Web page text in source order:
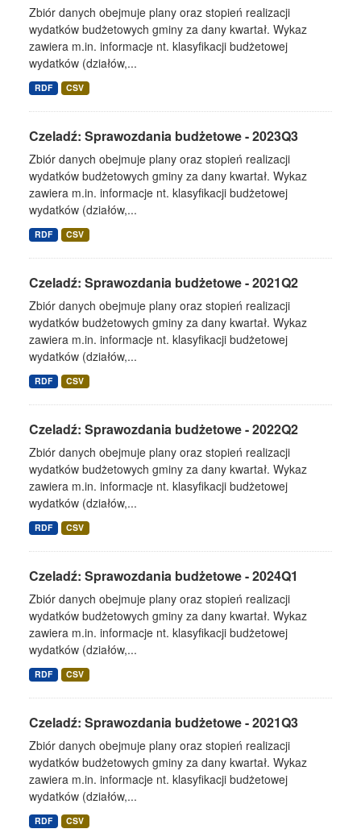
Zbiór danych obejmuje plany oraz stopień realizacji
wydatków budżetowych gminy za dany kwartał. Wykaz
zawiera m.in. informacje nt. klasyfikacji budżetowej
wydatków (działów,...
RDF CSV
Czeladź: Sprawozdania budżetowe - 2023Q3
Zbiór danych obejmuje plany oraz stopień realizacji
wydatków budżetowych gminy za dany kwartał. Wykaz
zawiera m.in. informacje nt. klasyfikacji budżetowej
wydatków (działów,...
RDF CSV
Czeladź: Sprawozdania budżetowe - 2021Q2
Zbiór danych obejmuje plany oraz stopień realizacji
wydatków budżetowych gminy za dany kwartał. Wykaz
zawiera m.in. informacje nt. klasyfikacji budżetowej
wydatków (działów,...
RDF CSV
Czeladź: Sprawozdania budżetowe - 2022Q2
Zbiór danych obejmuje plany oraz stopień realizacji
wydatków budżetowych gminy za dany kwartał. Wykaz
zawiera m.in. informacje nt. klasyfikacji budżetowej
wydatków (działów,...
RDF CSV
Czeladź: Sprawozdania budżetowe - 2024Q1
Zbiór danych obejmuje plany oraz stopień realizacji
wydatków budżetowych gminy za dany kwartał. Wykaz
zawiera m.in. informacje nt. klasyfikacji budżetowej
wydatków (działów,...
RDF CSV
Czeladź: Sprawozdania budżetowe - 2021Q3
Zbiór danych obejmuje plany oraz stopień realizacji
wydatków budżetowych gminy za dany kwartał. Wykaz
zawiera m.in. informacje nt. klasyfikacji budżetowej
wydatków (działów,...
RDF CSV